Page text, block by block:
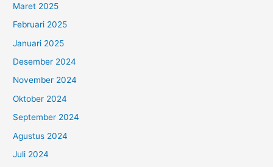
Maret 2025
Februari 2025
Januari 2025
Desember 2024
November 2024
Oktober 2024
September 2024
Agustus 2024
Juli 2024